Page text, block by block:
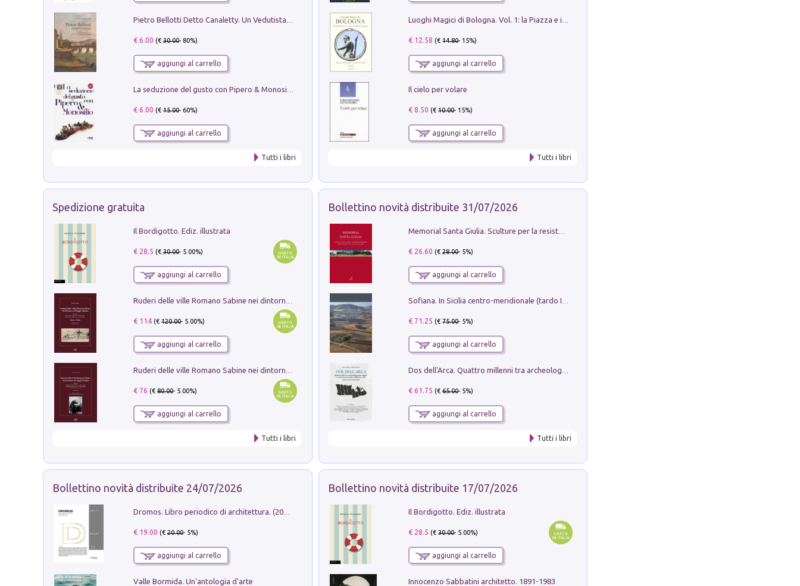
€ 6.00 (€30.00- 80%)
aggiungi al carrello
€ 6.00 (€15.00- 60%)
aggiungi al carrello
Tutti i libri
€ 12.58 (€14.80- 15%)
aggiungi al carrello
Il cielo per volare
€ 8.50 (€10.00- 15%)
aggiungi al carrello
Tutti i libri
Spedizione gratuita
Il Bordigotto. Ediz. illustrata
€ 28.5 (€30.00- 5.00%)
aggiungi al carrello
€ 114(€120.00- 5.00%)
aggiungi al carrello
€ 76 (€80.00- 5.00%)
aggiungi al carrello
Tutti i libri
Bollettino novità distribuite 31/07/2026
€ 26.60 (€28.00- 5%)
aggiungi al carrello
€ 71.25 (€75.00- 5%)
aggiungi al carrello
€ 61.75 (€65.00- 5%)
aggiungi al carrello
Tutti i libri
Bollettino novità distribuite 24/07/2026
Dromos. Libro periodico di architettura. (2026). Vol. 15: Post-model
€ 19.00 (€20.00- 5%)
aggiungi al carrello
Valle Bormida. Un'antologia d'arte
Bollettino novità distribuite 17/07/2026
Il Bordigotto. Ediz. illustrata
€ 28.5 (€30.00- 5.00%)
aggiungi al carrello
Innocenzo Sabbatini architetto. 1891-1983